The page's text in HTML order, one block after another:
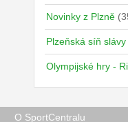
Novinky z Plzně
Plzeňská síň slávy
Olympijské hry -
O SportCentralu